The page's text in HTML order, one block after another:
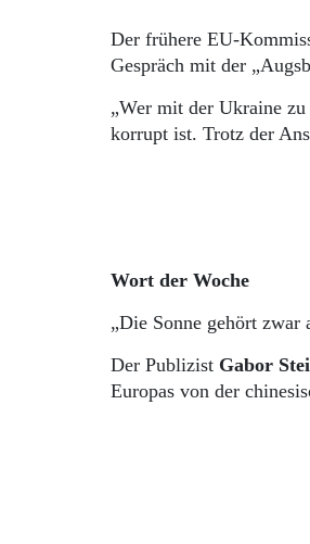
Der frühere EU-
Gespräch mit der
„Wer mit der Ukraine
korrupt ist. Trotz der
Wort der Woche
„Die Sonne gehört zwar
Der Publizist Gabor
Europas von der